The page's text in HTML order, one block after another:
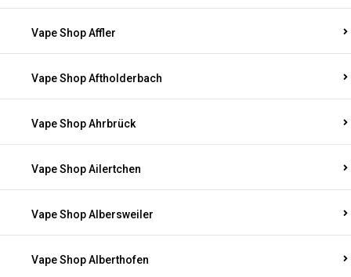
Vape Shop Affler
Vape Shop Aftholderbach
Vape Shop Ahrbrück
Vape Shop Ailertchen
Vape Shop Albersweiler
Vape Shop Alberthofen